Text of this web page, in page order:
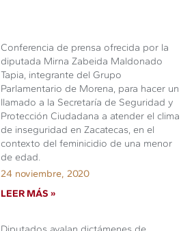
Conferencia de prensa ofrecida por la
diputada Mirna Zabeida Maldonado
Tapia, integrante del Grupo
Parlamentario de Morena, para hacer un
llamado a la Secretaría de Seguridad y
Protección Ciudadana a atender el clima
de inseguridad en Zacatecas, en el
contexto del feminicidio de una menor
de edad.
24 noviembre, 2020
LEER MÁS »